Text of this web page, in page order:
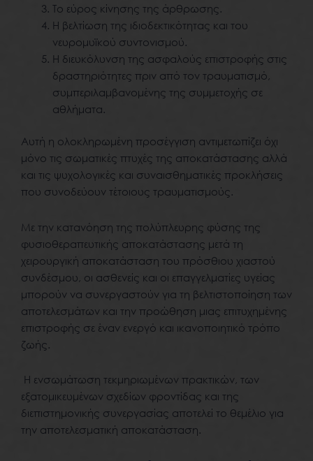
Το εύρος κίνησης της άρθρωσης.
Η βελτίωση της ιδιοδεκτικότητας και του
νευρομυϊκού συντονισμού.
Η διευκόλυνση της ασφαλούς επιστροφής στις
δραστηριότητες πριν από τον τραυματισμό,
συμπεριλαμβανομένης της συμμετοχής σε
αθλήματα.
Αυτή η ολοκληρωμένη προσέγγιση αντιμετωπίζει όχι
μόνο τις σωματικές πτυχές της αποκατάστασης αλλά
και τις ψυχολογικές και συναισθηματικές προκλήσεις
που συνοδεύουν τέτοιους τραυματισμούς.
Με την κατανόηση της πολύπλευρης φύσης της
φυσιοθεραπευτικής αποκατάστασης μετά τη
χειρουργική αποκατάσταση του πρόσθιου χιαστού
συνδέσμου, οι ασθενείς και οι επαγγελματίες υγείας
μπορούν να συνεργαστούν για τη βελτιστοποίηση των
αποτελεσμάτων και την προώθηση μιας επιτυχημένης
επιστροφής σε έναν ενεργό και ικανοποιητικό τρόπο
ζωής.
Η ενσωμάτωση τεκμηριωμένων πρακτικών, των
εξατομικευμένων σχεδίων φροντίδας και της
διεπιστημονικής συνεργασίας αποτελεί το θεμέλιο για
την αποτελεσματική αποκατάσταση.